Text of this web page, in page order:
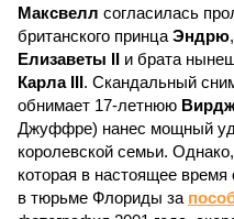
Максвелл согласилась
британского принца Эндрю
Елизаветы II и брата
Карла III. Скандальный
обнимает 17-летнюю
Джуффре) нанес мощный
королевской семьи.
которая в настоящее
в тюрьме Флориды за